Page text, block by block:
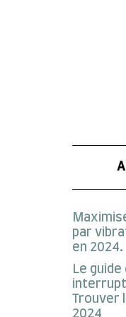
par
en 2024.
Le
Trouver
2024